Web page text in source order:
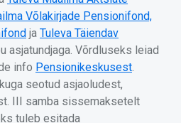
Võlakirjade Pensionifond,
ja Tuleva Täiendav
asjatundjaga. Võrdluseks leiad
info Pensionikeskusest
seotud asjaoludest,
III samba sissemaksetelt
tuleb esitada